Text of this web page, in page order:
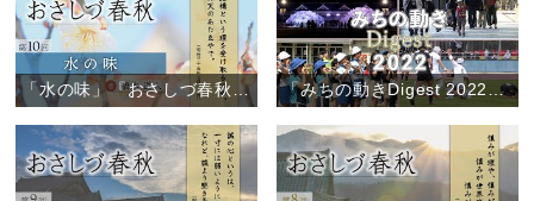
「水の味」『おさしづ春秋』（10） 「みちの動きDigest 2022」（2022年12月27日）